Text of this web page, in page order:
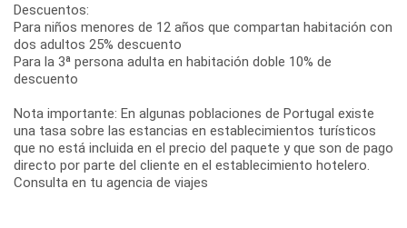
Descuentos:
Para niños menores de 12 años que compartan habitación con
dos adultos 25% descuento
Para la 3ª persona adulta en habitación doble 10% de
descuento
Nota importante: En algunas poblaciones de Portugal existe
una tasa sobre las estancias en establecimientos turísticos
que no está incluida en el precio del paquete y que son de pago
directo por parte del cliente en el establecimiento hotelero.
Consulta en tu agencia de viajes